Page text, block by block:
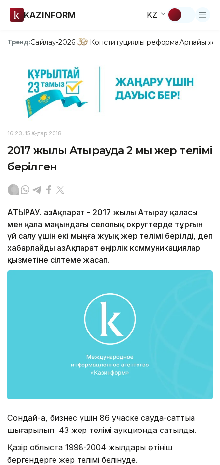
KAZINFORM KZ
Тренд:Сайлау-2026 Конституциялық реформаАрнайы
16:23, 15 Қаңтар 2018
2017 жылы Атырауда 2 мың жер телімі
берілген
АТЫРАУ. ҚазАқпарат - 2017 жылы Атырау қаласы
мен қала маңындағы селолық округтерде тұрғын
үй салу үшін екі мыңға жуық жер телімі берілді, деп
хабарлайды ҚазАқпарат өңірлік коммуникациялар
қызметіне сілтеме жасап.
Сондай-ақ, бизнес үшін 86 учаске сауда-саттыққа
шығарылып, 43 жер телімі аукционда сатылды.
Қазір облыста 1998-2004 жылдары өтініш
бергендерге жер телімі бөлінуде.